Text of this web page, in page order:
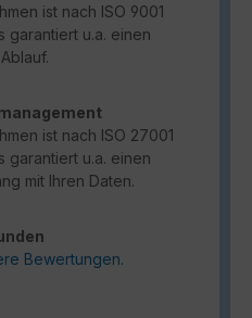
ist nach ISO 9001
garantiert u.a. einen
ist nach ISO 27001
garantiert u.a. einen
mit Ihren Daten.
Bewertungen.